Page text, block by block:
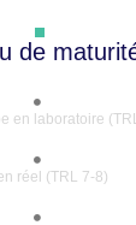
de
en laboratoire
réel (TRL 7-8)